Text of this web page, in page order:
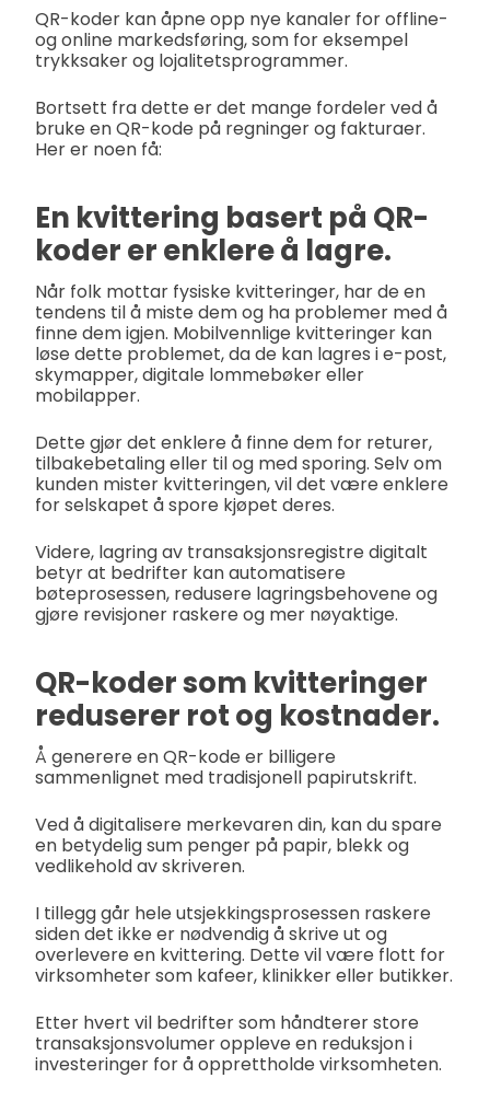
QR-koder kan åpne opp nye kanaler for offline-
og online markedsføring, som for eksempel
trykksaker og lojalitetsprogrammer.
Bortsett fra dette er det mange fordeler ved å
bruke en QR-kode på regninger og fakturaer.
Her er noen få:
En kvittering basert på QR-
koder er enklere å lagre.
Når folk mottar fysiske kvitteringer, har de en
tendens til å miste dem og ha problemer med å
finne dem igjen. Mobilvennlige kvitteringer kan
løse dette problemet, da de kan lagres i e-post,
skymapper, digitale lommebøker eller
mobilapper.
Dette gjør det enklere å finne dem for returer,
tilbakebetaling eller til og med sporing. Selv om
kunden mister kvitteringen, vil det være enklere
for selskapet å spore kjøpet deres.
Videre, lagring av transaksjonsregistre digitalt
betyr at bedrifter kan automatisere
bøteprosessen, redusere lagringsbehovene og
gjøre revisjoner raskere og mer nøyaktige.
QR-koder som kvitteringer
reduserer rot og kostnader.
Å generere en QR-kode er billigere
sammenlignet med tradisjonell papirutskrift.
Ved å digitalisere merkevaren din, kan du spare
en betydelig sum penger på papir, blekk og
vedlikehold av skriveren.
I tillegg går hele utsjekkingsprosessen raskere
siden det ikke er nødvendig å skrive ut og
overlevere en kvittering. Dette vil være flott for
virksomheter som kafeer, klinikker eller butikker.
Etter hvert vil bedrifter som håndterer store
transaksjonsvolumer oppleve en reduksjon i
investeringer for å opprettholde virksomheten.